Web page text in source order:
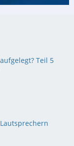
Teil 5